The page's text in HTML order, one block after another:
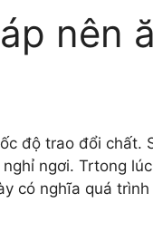
nên
độ trao đổi chất.
ngơi. Trtong
có nghĩa quá